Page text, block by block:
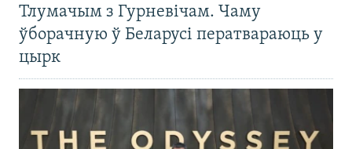
Тлумачым з Гурневічам. Чаму
ўборачную ў Беларусі ператвараюць у
цырк